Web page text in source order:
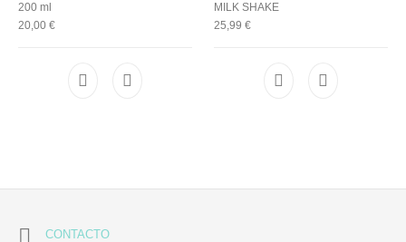
COSMÉTICA Juegos y juguetes
200 ml
20,00 €
MILK SHAKE
25,99 €
CONTACTO